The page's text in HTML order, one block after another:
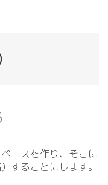
ースを作り、そこに
することにします。